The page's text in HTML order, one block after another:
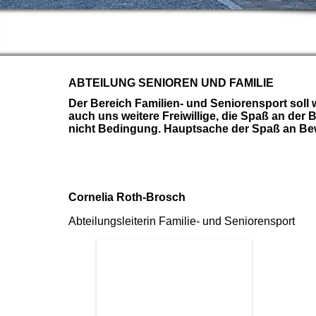
ABTEILUNG SENIOREN UND FAMILIE
Der Bereich Familien- und Seniorensport
auch uns weitere Freiwillige, die Spaß an der
nicht Bedingung. Hauptsache der Spaß an
Cornelia Roth-Brosch
Abteilungsleiterin Familie- und Seniorensport